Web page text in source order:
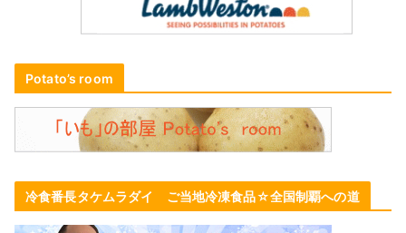
Potato’s room
冷食番長タケムラダイ ご当地冷凍食品☆全国制覇への道